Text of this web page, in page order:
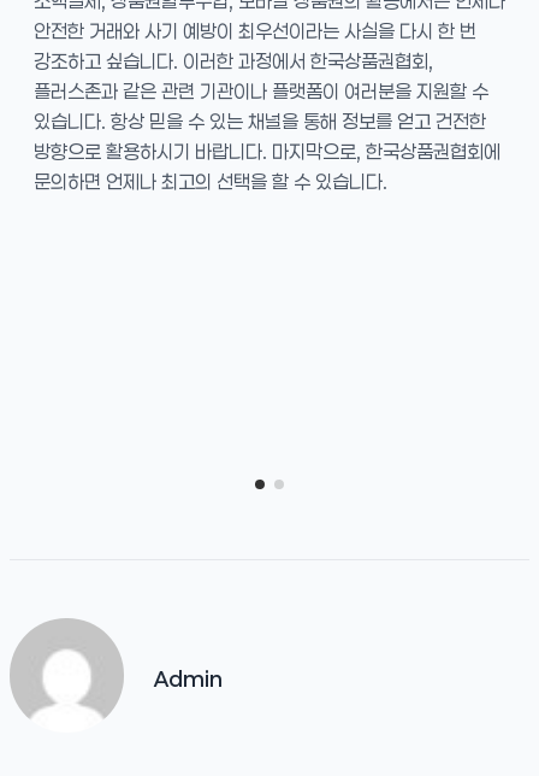
안전한 거래와 사기 예방이 최우선이라는 사실을 다시 한 번
강조하고 싶습니다. 이러한 과정에서 한국상품권협회,
플러스존과 같은 관련 기관이나 플랫폼이 여러분을 지원할 수
있습니다. 항상 믿을 수 있는 채널을 통해 정보를 얻고 건전한
방향으로 활용하시기 바랍니다. 마지막으로, 한국상품권협회에
문의하면 언제나 최고의 선택을 할 수 있습니다.
Admin